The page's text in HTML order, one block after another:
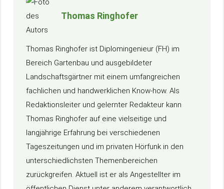
Thomas Ringhofer
Thomas Ringhofer ist Diplomingenieur (FH) im
Bereich Gartenbau und ausgebildeter
Landschaftsgärtner mit einem umfangreichen
fachlichen und handwerklichen Know-how. Als
Redaktionsleiter und gelernter Redakteur kann
Thomas Ringhofer auf eine vielseitige und
langjährige Erfahrung bei verschiedenen
Tageszeitungen und im privaten Hörfunk in den
unterschiedlichsten Themenbereichen
zurückgreifen. Aktuell ist er als Angestellter im